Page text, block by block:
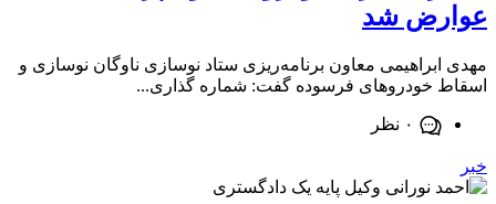
شد
معاون برنامه‌ریزی ستاد نوسازی ناوگان نوسازی و
خودروهای فرسوده گفت: شماره گذاری...
۰ نظر